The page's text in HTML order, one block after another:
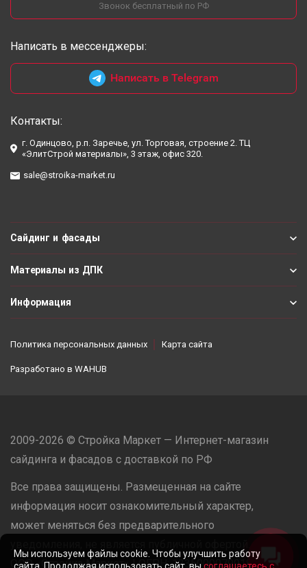
Звонок бесплатный по РФ
Написать в мессенджеры:
Написать в Telegram
Контакты:
г. Одинцово, р.п. Заречье, ул. Торговая, строение 2. ТЦ
«ЭлитСтрой материалы», 3 этаж, офис 320.
sale@stroika-market.ru
Сайдинг и фасады
Материалы из ДПК
Информация
Политика персональных данных Карта сайта
Разработано в WAHUB
2009-2026 © Стройка Маркет — Интернет-магазин
сайдинга и фасадов с доставкой по РФ
Все права защищены. Размещенная на сайте
информация носит ознакомительный характер,
может меняться без предварительного
ООО «Стройка Маркет» | ОГРН: 1235000079918
Мы используем файлы cookie. Чтобы улучшить работу